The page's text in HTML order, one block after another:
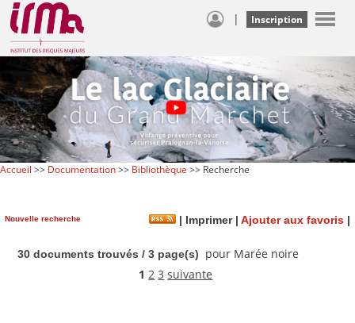
| Inscription
Accueil >> Documentation>> Bibliothèque >> Recherche
Nouvelle recherche | Imprimer| Ajouter aux favoris |
30 documents trouvés / 3 page(s)
pour Marée noire
1 2 3 suivante